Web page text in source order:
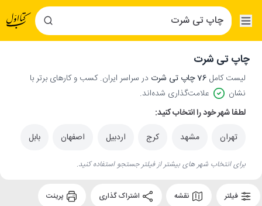
چاپ تی شرت
لیست کامل 76 چاپ تی شرت
در سراسر ایران. کسب و کارهای برتر با
نشان
علامت‌گذاری شده‌اند.
لطفا شهر خود را انتخاب کنید:
تهران
مشهد کرج اردبیل اصفهان بابل
برای انتخاب شهر های بیشتر از فیلتر جستجو استفاده کنید.
فیلتر نقشه